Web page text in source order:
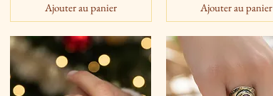
Ajouter au panier Ajouter au panier